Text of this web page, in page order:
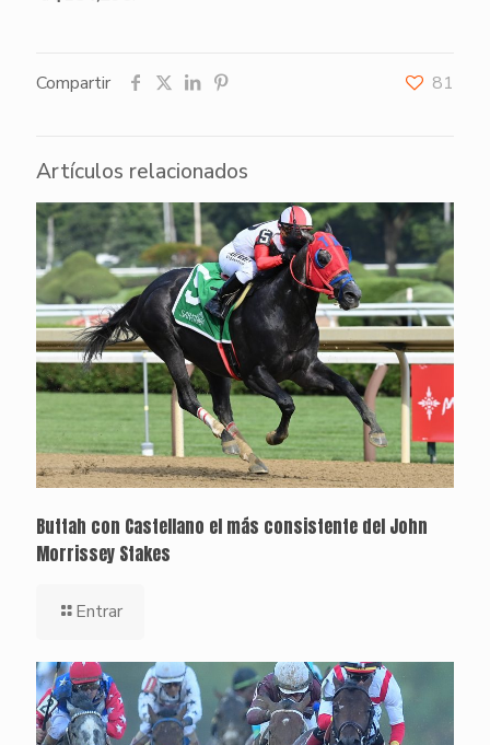
Compartir 81
Artículos relacionados
Buttah con Castellano el más consistente del John
Morrissey Stakes
Entrar